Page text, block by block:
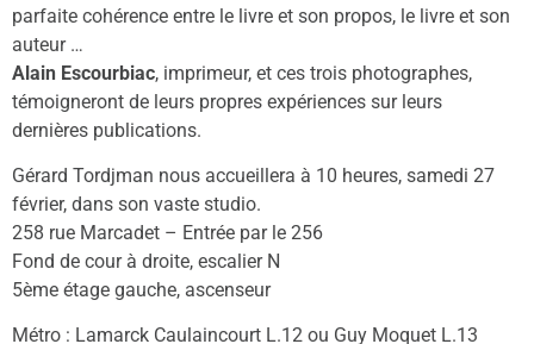
parfaite cohérence entre le livre et son propos, le livre et son
auteur …
Alain Escourbiac, imprimeur, et ces trois photographes,
témoigneront de leurs propres expériences sur leurs
dernières publications.
Gérard Tordjman nous accueillera à 10 heures, samedi 27
février, dans son vaste studio.
258 rue Marcadet – Entrée par le 256
Fond de cour à droite, escalier N
5ème étage gauche, ascenseur
Métro : Lamarck Caulaincourt L.12 ou Guy Moquet L.13